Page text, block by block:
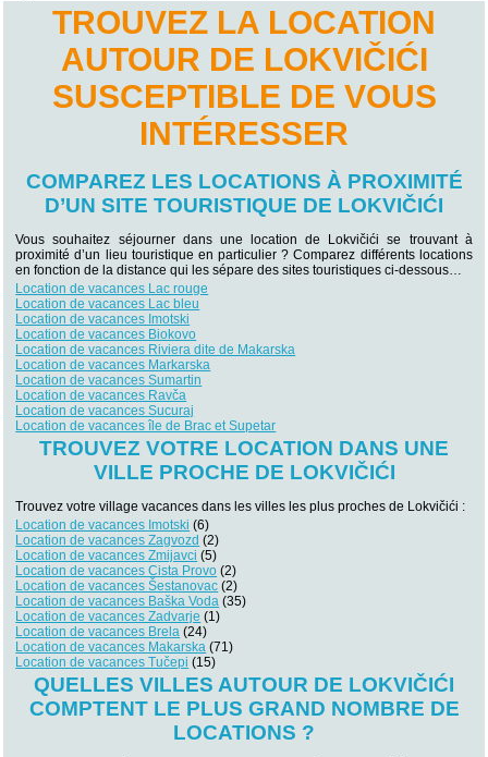
TROUVEZ LA LOCATION
AUTOUR DE LOKVIČIĆI
SUSCEPTIBLE DE VOUS
INTÉRESSER
COMPAREZ LES LOCATIONS À PROXIMITÉ
D’UN SITE TOURISTIQUE DE LOKVIČIĆI
Vous souhaitez séjourner dans une location de Lokvičići se trouvant à
proximité d’un lieu touristique en particulier ? Comparez différents locations
en fonction de la distance qui les sépare des sites touristiques ci-dessous…
Location de vacances Lac rouge
Location de vacances Lac bleu
Location de vacances Imotski
Location de vacances Biokovo
Location de vacances Riviera dite de Makarska
Location de vacances Markarska
Location de vacances Sumartin
Location de vacances Ravča
Location de vacances Sucuraj
Location de vacances île de Brac et Supetar
TROUVEZ VOTRE LOCATION DANS UNE
VILLE PROCHE DE LOKVIČIĆI
Trouvez votre village vacances dans les villes les plus proches de Lokvičići :
Location de vacances Imotski (6)
Location de vacances Zagvozd (2)
Location de vacances Zmijavci (5)
Location de vacances Cista Provo (2)
Location de vacances Šestanovac (2)
Location de vacances Baška Voda (35)
Location de vacances Zadvarje (1)
Location de vacances Brela (24)
Location de vacances Makarska (71)
Location de vacances Tučepi (15)
QUELLES VILLES AUTOUR DE LOKVIČIĆI
COMPTENT LE PLUS GRAND NOMBRE DE
LOCATIONS ?